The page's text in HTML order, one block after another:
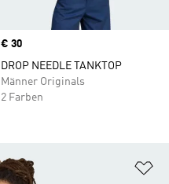
Price
€ 30
DROP NEEDLE TANKTOP
Männer Originals
2 Farben